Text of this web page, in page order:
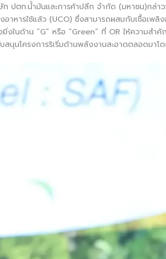
ปตท.น้ำมันและการค้าปลีก จำกัด (มหาชน)กล่า
าหารใช้แล้ว (UCO) ซึ่งสามารถผสมกับเชื้อเพ
ในด้าน “G” หรือ “Green” ที่ OR ให้ความสำ
นโครงการริเริ่มด้านพลังงานสะอาดตลอดมาโ